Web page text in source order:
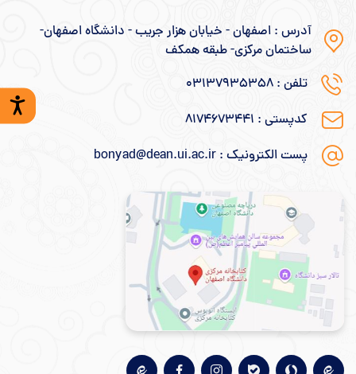
آدرس : اصفهان - خیابان هزار جریب - دانشگاه اصفهان-
ساختمان مرکزی- طبقه همکف
تلفن : 031۳۷۹۳۵۳۵۸
کدپستی : ۸۱۷۴۶۷۳۴۴۱
پست الکترونیک : bonyad@dean.ui.ac.ir